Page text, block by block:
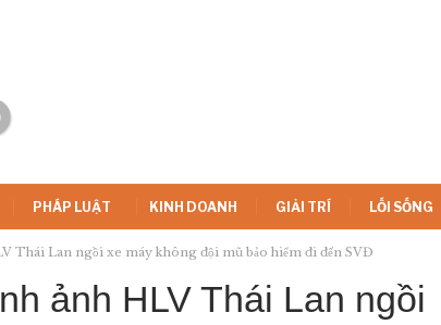
PHÁP LUẬT KINH DOANH GIẢI TRÍ LỐI SỐNG
Thái Lan ngồi xe máy không đội mũ bảo hiểm đi đến SVĐ
ảnh HLV Thái Lan ngồi